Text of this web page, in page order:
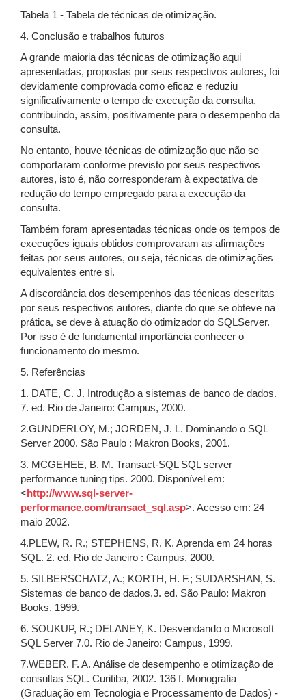
Tabela 1 - Tabela de técnicas de otimização.
4. Conclusão e trabalhos futuros
A grande maioria das técnicas de otimização aqui
apresentadas, propostas por seus respectivos autores, foi
devidamente comprovada como eficaz e reduziu
significativamente o tempo de execução da consulta,
contribuindo, assim, positivamente para o desempenho da
consulta.
No entanto, houve técnicas de otimização que não se
comportaram conforme previsto por seus respectivos
autores, isto é, não corresponderam à expectativa de
redução do tempo empregado para a execução da
consulta.
Também foram apresentadas técnicas onde os tempos de
execuções iguais obtidos comprovaram as afirmações
feitas por seus autores, ou seja, técnicas de otimizações
equivalentes entre si.
A discordância dos desempenhos das técnicas descritas
por seus respectivos autores, diante do que se obteve na
prática, se deve à atuação do otimizador do SQLServer.
Por isso é de fundamental importância conhecer o
funcionamento do mesmo.
5. Referências
1. DATE, C. J. Introdução a sistemas de banco de dados.
7. ed. Rio de Janeiro: Campus, 2000.
2.GUNDERLOY, M.; JORDEN, J. L. Dominando o SQL
Server 2000. São Paulo : Makron Books, 2001.
3. MCGEHEE, B. M. Transact-SQL SQL server
performance tuning tips. 2000. Disponível em:
< http://www.sql-server-
performance.com/transact_sql.asp>. Acesso em: 24
maio 2002.
4.PLEW, R. R.; STEPHENS, R. K. Aprenda em 24 horas
SQL. 2. ed. Rio de Janeiro : Campus, 2000.
5. SILBERSCHATZ, A.; KORTH, H. F.; SUDARSHAN, S.
Sistemas de banco de dados.3. ed. São Paulo: Makron
Books, 1999.
6. SOUKUP, R.; DELANEY, K. Desvendando o Microsoft
SQL Server 7.0. Rio de Janeiro: Campus, 1999.
7.WEBER, F. A. Análise de desempenho e otimização de
consultas SQL. Curitiba, 2002. 136 f. Monografia
(Graduação em Tecnologia e Processamento de Dados) -